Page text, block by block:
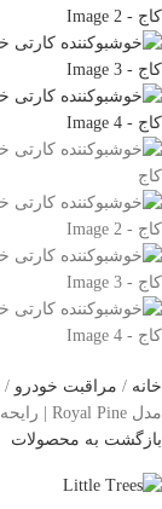
خانه مراقبت خودرو
مدل Royal Pine | رایحه مطبوع و تازه کاج
بازگشت به محصولات